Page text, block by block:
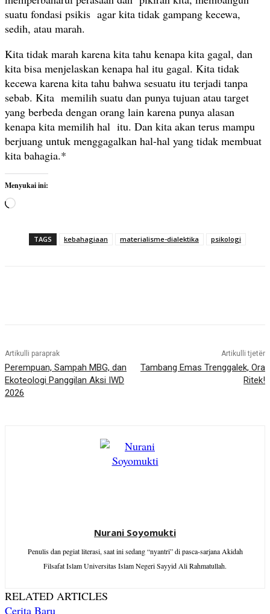
suatu fondasi psikis agar kita tidak gampang kecewa,
sedih, atau marah.
Kita tidak marah karena kita tahu kenapa kita gagal, dan
kita bisa menjelaskan kenapa hal itu gagal. Kita tidak
kecewa karena kita tahu bahwa sesuatu itu terjadi tanpa
sebab. Kita memilih suatu dan punya tujuan atau target
yang berbeda dengan orang lain karena punya alasan
kenapa kita memilih hal itu. Dan kita akan terus mampu
berjuang untuk menggagalkan hal-hal yang tidak membuat
kita bahagia.*
Menyukai ini:
M
TAGS kebahagiaan materialisme-dialektika psikologi
Artikulli paraprak
Perempuan, Sampah MBG, dan
Ekoteologi Panggilan Aksi IWD
2026
Artikulli tjetër
Tambang Emas Trenggalek, Ora
Ritek!
Nurani Soyomukti
Penulis dan pegiat literasi, saat ini sedang “nyantri” di pasca-sarjana Akidah
Filsafat Islam Universitas Islam Negeri Sayyid Ali Rahmatullah.
RELATED ARTICLES
Cerita Baru